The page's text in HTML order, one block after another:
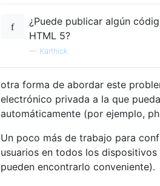
¿Puede publicar algún
HTML 5?
— Karthick
otra forma de abordar este
electrónico privada a la que
automáticamente (por ejemplo,
Un poco más de trabajo para
usuarios en todos los
pueden encontrarlo conveniente).